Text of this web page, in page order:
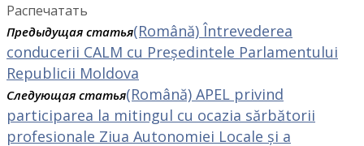
Распечатать
Предыдущая статья(Română) Întrevederea
conducerii CALM cu Președintele Parlamentului
Republicii Moldova
Следующая статья(Română) APEL privind
participarea la mitingul cu ocazia sărbătorii
profesionale Ziua Autonomiei Locale și a